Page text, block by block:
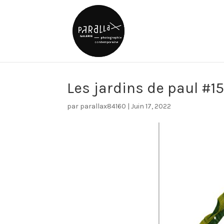
Les jardins de paul #15
par parallax84160 |Juin 17, 2022